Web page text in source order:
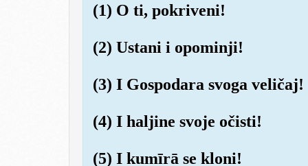
(1) O ti, pokriveni!
(2) Ustani i opominji!
(3) I Gospodara svoga veličaj!
(4) I haljine svoje očisti!
(5) I kumīrā se kloni!